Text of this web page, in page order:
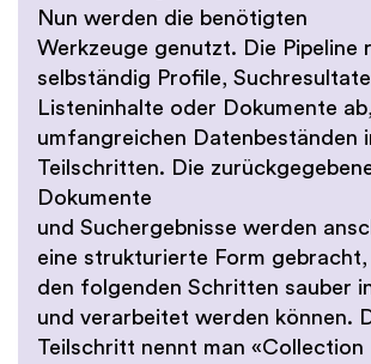
Nun werden die benötigten
Werkzeuge genutzt. Die Pipeline
selbständig Profile,
Listeninhalte oder Dokumente
umfangreichen Datenbeständen
Teilschritten. Die
Dokumente
und Suchergebnisse werden
eine strukturierte Form gebracht,
den folgenden Schritten sauber
und verarbeitet werden können.
Teilschritt nennt man «Collection